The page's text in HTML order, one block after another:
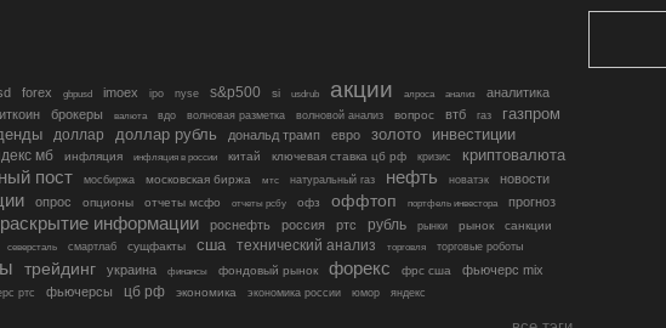
forex gbpusd imoex ipo nyse s&p500 si usdrub акции алроса анализ аналитика
брокеры валюта вдо волновая разметка волновой анализ вопрос втб газ газпром
доллар доллар рубль дональд трамп евро золото инвестиции
мб инфляция инфляция в россии китай ключевая ставка цб рф кризис криптовалюта
пост мосбиржа московская биржа мтс натуральный газ нефть новатэк новости
опрос опционы отчеты мсфо отчеты рсбу офз оффтоп портфель инвестора
прогноз
раскрытие информации роснефть россия ртс рубль рынки рынок санкции
северсталь смартлаб сущфакты сша технический анализ торговля торговые роботы
трейдинг украина финансы фондовый рынок форекс фрс сша фьючерс mix
ртс фьючерсы цб рф экономика экономика россии юмор яндекс